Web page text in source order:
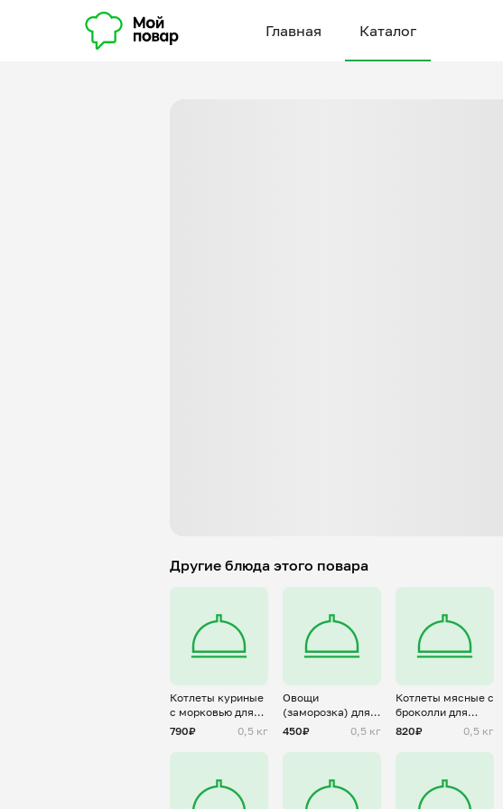
Главная Каталог
Другие блюда этого повара
Котлеты куриные
с морковью для
Алены(
790₽ 0,5 кг
Овощи
(заморозка) для
Алены
450₽ 0,5 кг
Котлеты мясные с
броколли для
Алены(заморозка)
820₽ 0,5 кг